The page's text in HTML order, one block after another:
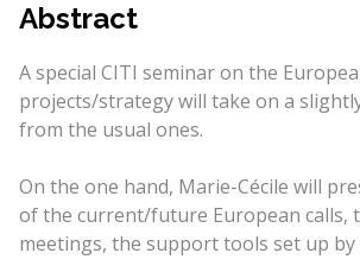
Abstract
A special CITI seminar on the
projects/strategy will take on a
from the usual ones.
On the one hand, Marie-Cécile will
of the current/future European calls,
meetings, the support tools set up by